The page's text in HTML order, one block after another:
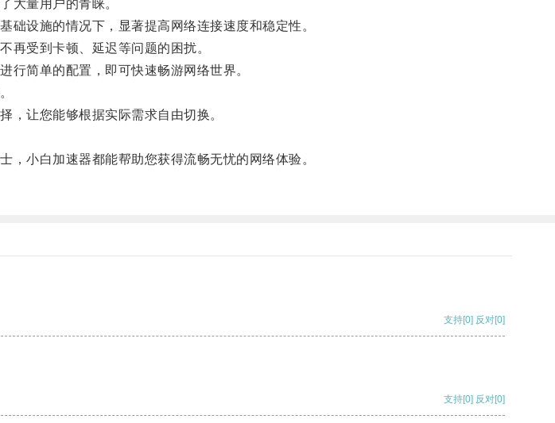
量用户的青睐。
设施的情况下，显著提高网络连接速度和稳定性。
受到卡顿、延迟等问题的困扰。
简单的配置，即可快速畅游网络世界。
让您能够根据实际需求自由切换。
小白加速器都能帮助您获得流畅无忧的网络体验。
支持[0] 反对[0]
支持[0] 反对[0]